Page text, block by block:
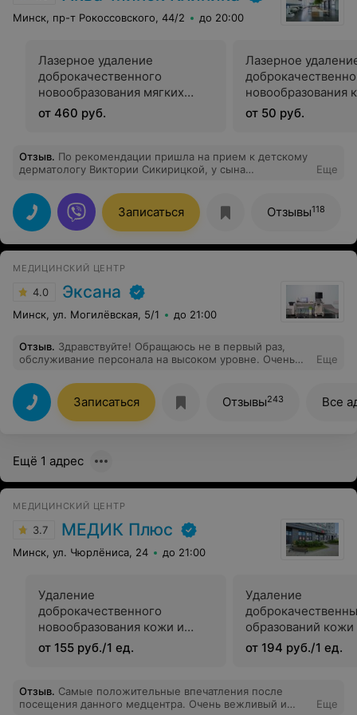
Минск, пр-т Рокоссовского, 44/2 до 20:00
Лазерное удаление
доброкачественного
новообразования мягких
тканей
от 460 руб.
Лазерное
новообразования
единица)
от 50 руб.
Отзыв. По рекомендации пришла на прием к детскому
дерматологу Виктории Сикирицкой, у сына
столько врачей обошли и анализов кучу сдали, все без
толку. Врач сразу поставила диагноз, назначила
лечение, от которого у нас все прошло быстро и
обострения стали очень редко. Все подробно
рассказывала и объясняла,ответила на все вопросы.
медицинского центра.
Еще
Записаться Отзывы118
МЕДИЦИНСКИЙ ЦЕНТР
4.0 Эксана
Минск, ул. Могилёвская, 5/1 до 21:00
Отзыв. Здравствуйте! Обращаюсь не в первый раз,
обслуживание персонала на высоком уровне. Очень
Александровне очень грамотный и вежливый
специалист, который относится с пониманием.
Надеюсь руководство мед центра эксана поощрять
таких врачей. Здоровья и процветания вашему центру!
Еще
Записаться Отзывы243 Все
Ещё 1 адрес
МЕДИЦИНСКИЙ ЦЕНТР
3.7 МЕДИК Плюс
Минск, ул. Чюрлёниса, 24 до 21:00
Удаление
доброкачественного
новообразования кожи и
подкожной клетчатки
(фибромы, липомы, и т.д.) до
от 155 руб./1 ед.
Удаление
образований кожи
подкожной
клетчатки
диаметре
от 194 руб./1 ед.
Отзыв. Самые положительные впечатления после
посещения данного медцентра. Очень вежливый и
Еще